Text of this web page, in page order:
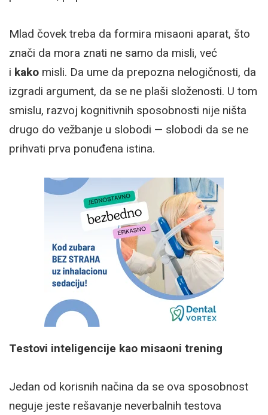
Mlad čovek treba da formira misaoni aparat, što
znači da mora znati ne samo da misli, već
i kako misli. Da ume da prepozna nelogičnosti, da
izgradi argument, da se ne plaši složenosti. U tom
smislu, razvoj kognitivnih sposobnosti nije ništa
drugo do vežbanje u slobodi — slobodi da se ne
prihvati prva ponuđena istina.
Testovi inteligencije kao misaoni trening
Jedan od korisnih načina da se ova sposobnost
neguje jeste rešavanje neverbalnih testova